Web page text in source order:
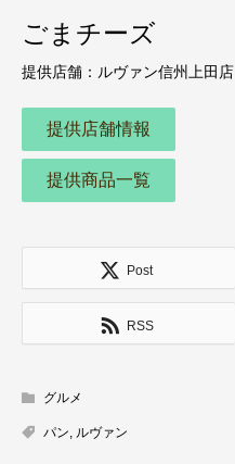
ごまチーズ
提供店舗：ルヴァン信州上田店
提供店舗情報
提供商品一覧
Post
RSS
グルメ
パン, ルヴァン